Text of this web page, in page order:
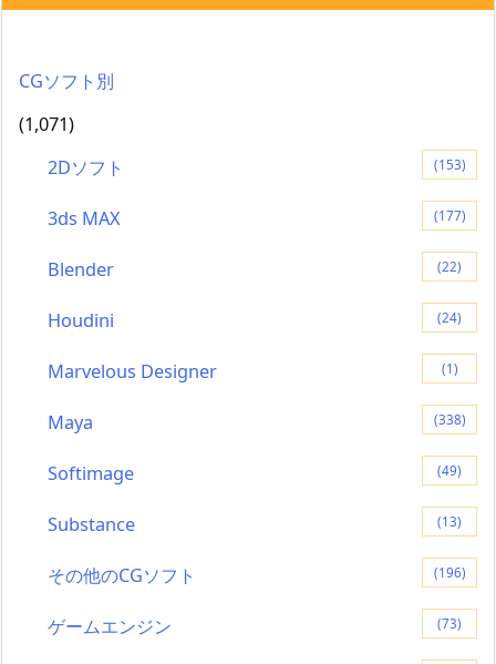
CGソフト別
(1,071)
2Dソフト
(153)
3ds MAX (177)
Blender (22)
Houdini (24)
Marvelous Designer (1)
Maya (338)
Softimage (49)
Substance (13)
その他のCGソフト (196)
ゲームエンジン (73)